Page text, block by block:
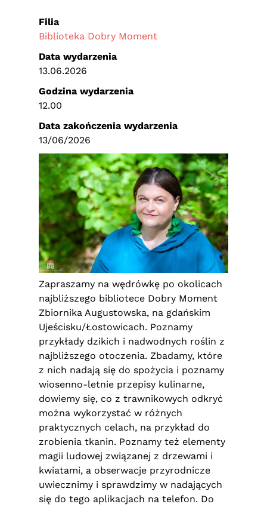
Zapraszamy na wędrówkę po okolicach
najbliższego bibliotece Dobry Moment
Zbiornika Augustowska, na gdańskim
Ujeścisku/Łostowicach. Poznamy
przykłady dzikich i nadwodnych roślin z
najbliższego otoczenia. Zbadamy, które
z nich nadają się do spożycia i poznamy
wiosenno-letnie przepisy kulinarne,
dowiemy się, co z trawnikowych odkryć
można wykorzystać w różnych
praktycznych celach, na przykład do
zrobienia tkanin. Poznamy też elementy
magii ludowej związanej z drzewami i
kwiatami, a obserwacje przyrodnicze
uwiecznimy i sprawdzimy w nadających
się do tego aplikacjach na telefon. Do
Filia
Biblioteka Dobry Moment
Data wydarzenia
13.06.2026
Godzina wydarzenia
12.00
Data zakończenia wydarzenia
13/06/2026